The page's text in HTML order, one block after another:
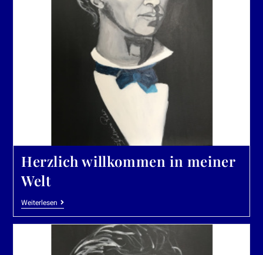
Herzlich willkommen in meiner
Welt
Weiterlesen